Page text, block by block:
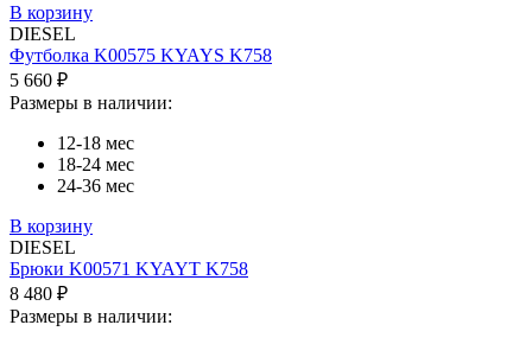
В корзину
DIESEL
Футболка K00575 KYAYS K758
5 660 ₽
Размеры в наличии:
12-18 мес
18-24 мес
24-36 мес
В корзину
DIESEL
Брюки K00571 KYAYT K758
8 480 ₽
Размеры в наличии: